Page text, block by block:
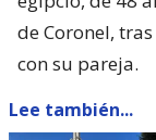
de Coronel,
con su pareja.
Lee también...